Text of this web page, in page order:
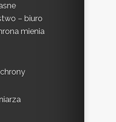
– biuro
mienia